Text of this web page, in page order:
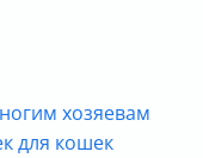
хозяевам
для кошек